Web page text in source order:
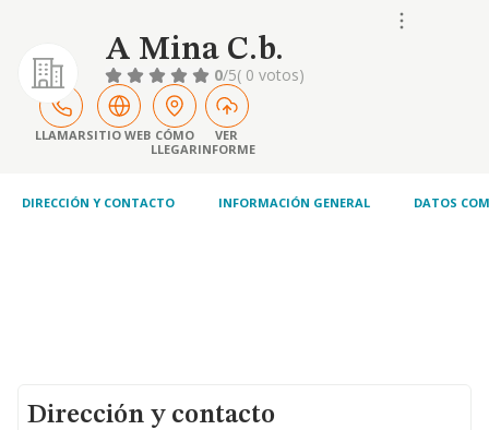
A Mina C.b.
0/5( 0 votos)
LLAMARSITIO WEB CÓMO
LLEGAR
VER
INFORME
DIRECCIÓN Y CONTACTO INFORMACIÓN GENERAL DATOS
Dirección y contacto